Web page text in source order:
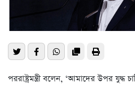
পররাষ্ট্রমন্ত্রী বলেন, ‘আমাদের উপর যুদ্ধ